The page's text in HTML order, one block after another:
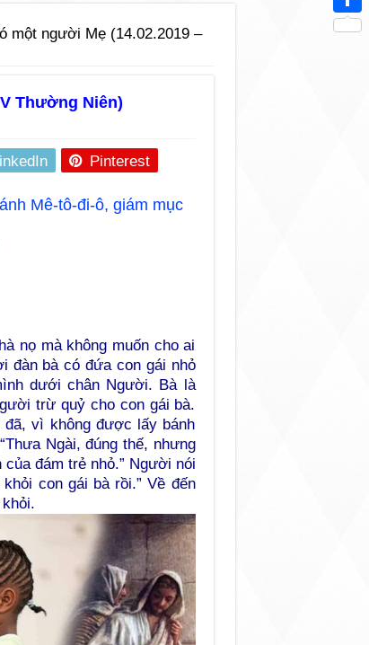
một người Mẹ (14.02.2019 –
Thường Niên)
Pinterest
Mê-tô-đi-ô, giám mục
nọ mà không muốn cho ai
đàn bà có đứa con gái nhỏ
dưới chân Người. Bà là
trừ quỷ cho con gái bà.
vì không được lấy bánh
Ngài, đúng thế, nhưng
đám trẻ nhỏ.” Người nói
con gái bà rồi.” Về đến